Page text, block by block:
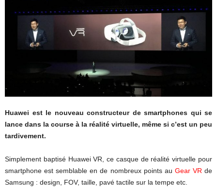
Huawei est le nouveau constructeur de smartphones qui se
lance dans la course à la réalité virtuelle, même si c’est un peu
tardivement.
Simplement baptisé Huawei VR, ce casque de réalité virtuelle pour
smartphone est semblable en de nombreux points au Gear VR de
Samsung : design, FOV, taille, pavé tactile sur la tempe etc.